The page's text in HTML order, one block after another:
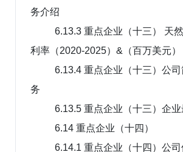
务介绍
6.13.3 重点企业（十三） 天
利率（2020-2025）&（百万美元）
6.13.4 重点企业（十三）公
务
6.13.5 重点企业（十三）企
6.14 重点企业（十四）
6.14.1 重点企业（十四）公司